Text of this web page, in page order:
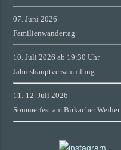
07. Juni 2026
Familienwandertag
10. Juli 2026 ab 19:30 Uhr
Jahreshauptversammlung
11.-12. Juli 2026
Sommerfest am Birkacher Weiher